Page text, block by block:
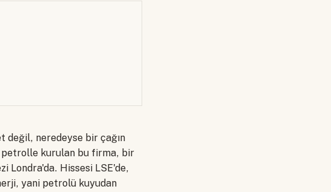
değil, neredeyse bir çağın
kurulan bu firma, bir
Londra'da. Hissesi LSE'de,
yani petrolü kuyudan